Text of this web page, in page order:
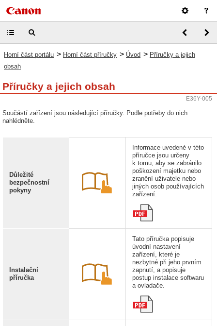
Horní část portálu > Horní část příručky > Úvod > Příručky a jejich
obsah
Příručky a jejich obsah
E36Y-005
Součástí zařízení jsou následující příručky. Podle potřeby do nich
nahlédněte.
Důležité
bezpečnostní
pokyny
Informace uvedené v této
příručce jsou určeny
k tomu, aby se zabránilo
poškození majetku nebo
zranění uživatele nebo
jiných osob používajících
zařízení.
Instalační
příručka
Tato příručka popisuje
úvodní nastavení
zařízení, které je
nezbytné při jeho prvním
zapnutí, a popisuje
postup instalace softwaru
a ovladače.